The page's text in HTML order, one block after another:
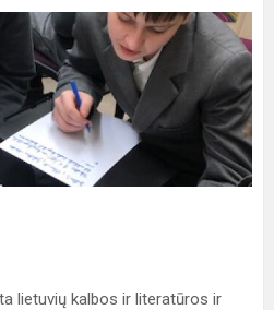
lietuvių kalbos ir literatūros ir